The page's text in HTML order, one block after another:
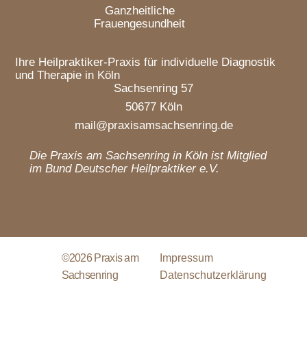
Ihre Heilpraktiker-Praxis für individuelle Diagnostik
und Therapie in Köln
Sachsenring 57
50677 Köln
mail@praxisamsachsenring.de
Die Praxis am Sachsenring in Köln ist Mitglied
im Bund Deutscher Heilpraktiker e.V.
Ganzheitliche
Frauengesundheit
©2026 Praxis am
Sachsenring
Impressum
Datenschutzerklärung